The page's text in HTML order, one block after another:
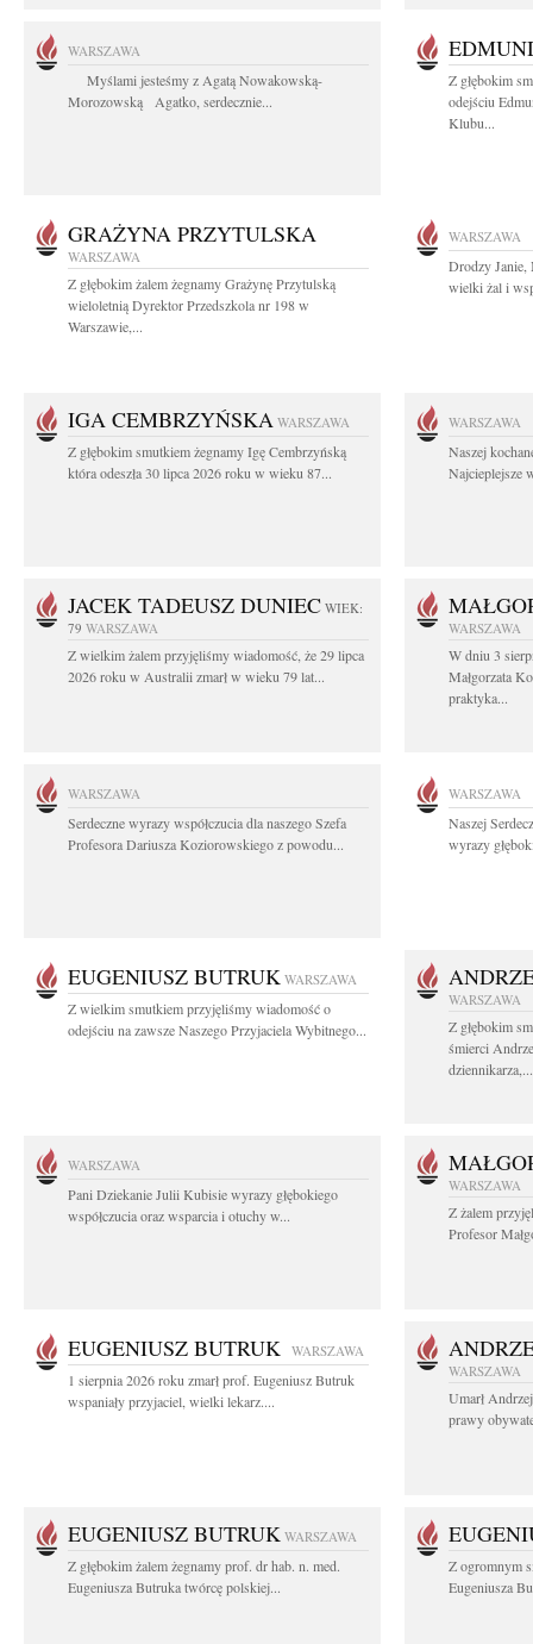
WARSZAWA
Myślami jesteśmy z Agatą Nowakowską-
Morozowską Agatko, serdecznie...
Z głębokim
odejściu
Klubu...
GRAŻYNA PRZYTULSKA
WARSZAWA
Z głębokim żalem żegnamy Grażynę Przytulską
wieloletnią Dyrektor Przedszkola nr 198 w
Warszawie,...
WARSZAWA
Drodzy Janie,
wielki żal i
IGA CEMBRZYŃSKA WARSZAWA
Z głębokim smutkiem żegnamy Igę Cembrzyńską
która odeszła 30 lipca 2026 roku w wieku 87...
WARSZAWA
Naszej
Najcieplejsze
JACEK TADEUSZ DUNIEC WIEK:
79 WARSZAWA
Z wielkim żalem przyjęliśmy wiadomość, że 29 lipca
2026 roku w Australii zmarł w wieku 79 lat...
WARSZAWA
W dniu 3
Małgorzata
praktyka...
WARSZAWA
Serdeczne wyrazy współczucia dla naszego Szefa
Profesora Dariusza Koziorowskiego z powodu...
WARSZAWA
Naszej
wyrazy
EUGENIUSZ BUTRUK WARSZAWA
Z wielkim smutkiem przyjęliśmy wiadomość o
odejściu na zawsze Naszego Przyjaciela Wybitnego...
WARSZAWA
Z głębokim
śmierci
dziennikarza,...
WARSZAWA
Pani Dziekanie Julii Kubisie wyrazy głębokiego
współczucia oraz wsparcia i otuchy w...
WARSZAWA
Z żalem
Profesor
EUGENIUSZ BUTRUK WARSZAWA
1 sierpnia 2026 roku zmarł prof. Eugeniusz Butruk
wspaniały przyjaciel, wielki lekarz....
WARSZAWA
Umarł
prawy
EUGENIUSZ BUTRUK WARSZAWA
Z głębokim żalem żegnamy prof. dr hab. n. med.
Eugeniusza Butruka twórcę polskiej...
Z ogromnym
Eugeniusza